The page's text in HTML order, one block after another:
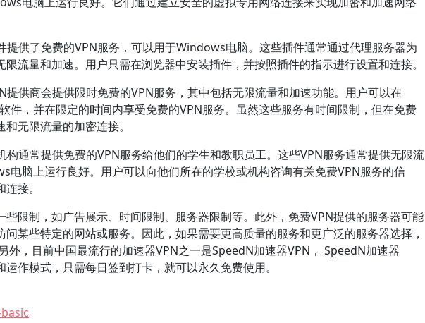
提供了免费的VPN服务，可以用于Windows电脑。这些插件通常通过代理服务器为
流量和加速。用户只需在浏览器中安装插件，并按照插件的指示进行设置和连接。
提供商会提供限时免费的VPN服务，其中包括无限流量和加速功能。用户可以在
件，并在限定的时间内享受免费的VPN服务。虽然这些服务有时间限制，但在免费
无限流量的加密连接。
构通常提供免费的VPN服务给他们的学生和教职员工。这些VPN服务通常提供无限流
电脑上运行良好。用户可以向他们所在的学校或机构咨询有关免费VPN服务的信
接。
些限制，如广告展示、时间限制、服务器限制等。此外，免费VPN提供的服务器可能
某些特定的网站或服务。因此，如果需要更高质量的服务和更广泛的服务器选择，
外，目前中国最流行的加速器VPN之一是SpeedN加速器VPN， SpeedN加速器
作模式，只需每日签到打卡，就可以永久免费使用。